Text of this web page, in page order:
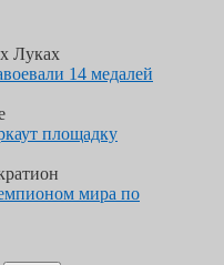
14 медалей
площадку
мира по